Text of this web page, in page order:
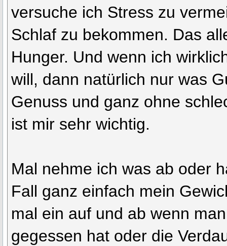
versuche ich Stress zu
Schlaf zu bekommen. Das
Hunger. Und wenn ich
will, dann natürlich nur was
Genuss und ganz ohne
ist mir sehr wichtig.
Mal nehme ich was ab oder
Fall ganz einfach mein
mal ein auf und ab wenn
gegessen hat oder die